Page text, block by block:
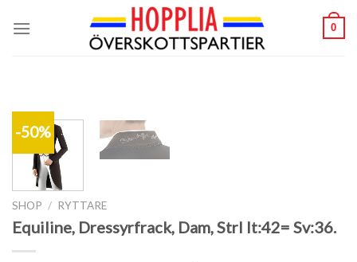
0
-50%
SHOP / RYTTARE
Equiline, Dressyrfrack, Dam, Strl It:42= Sv:36.